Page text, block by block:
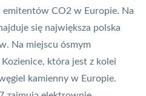
CO2 w Europie. Na
się największa polska
. Na miejscu ósmym
która jest z kolei
kamienny w Europie.